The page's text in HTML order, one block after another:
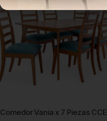
Comedor Vania x 7 Piezas CCE